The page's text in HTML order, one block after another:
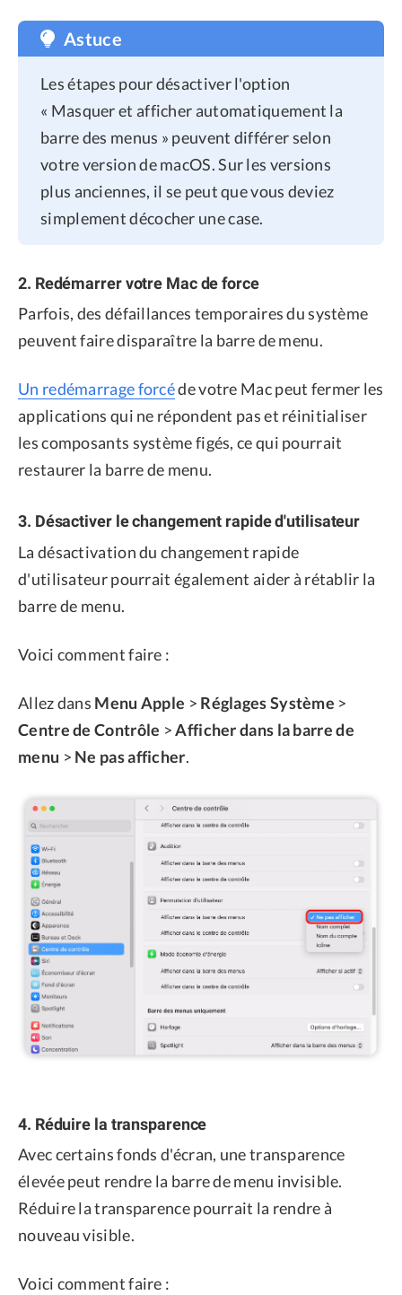
Astuce
Les étapes pour désactiver l'option
« Masquer et afficher automatiquement la
barre des menus » peuvent différer selon
votre version de macOS. Sur les versions
plus anciennes, il se peut que vous deviez
simplement décocher une case.
2. Redémarrer votre Mac de force
Parfois, des défaillances temporaires du système
peuvent faire disparaître la barre de menu.
Un redémarrage forcéde votre Mac peut fermer les
applications qui ne répondent pas et réinitialiser
les composants système figés, ce qui pourrait
restaurer la barre de menu.
3. Désactiver le changement rapide d'utilisateur
La désactivation du changement rapide
d'utilisateur pourrait également aider à rétablir la
barre de menu.
Voici comment faire :
Allez dans Menu Apple > Réglages Système >
Centre de Contrôle >Afficher dans la barre de
menu > Ne pas afficher.
4. Réduire la transparence
Avec certains fonds d'écran, une transparence
élevée peut rendre la barre de menu invisible.
Réduire la transparence pourrait la rendre à
nouveau visible.
Voici comment faire :